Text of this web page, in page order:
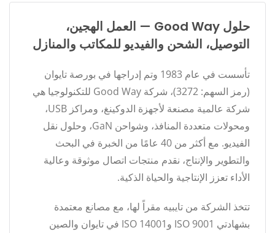
حلول Good Way — العمل الهجين،
التوصيل، الشحن والفيديو للمكاتب والمنازل
تأسست في عام 1983 وتم إدراجها في بورصة تايوان
(رمز السهم: 3272)، شركة Good Way للتكنولوجيا هي
شركة عالمية مصنعة لأجهزة الدوكينغ، ومراكز USB،
ومحولات متعددة المنافذ، وشواحن GaN، وحلول نقل
الفيديو. مع أكثر من 40 عامًا من الخبرة في البحث
والتطوير والإنتاج، نقدم منتجات اتصال موثوقة وعالية
الأداء تعزز الإنتاجية والحياة الذكية.
تتخذ الشركة من تايبيه مقراً لها، مع مصانع معتمدة
بشهادتي ISO 9001 وISO 14001 في تايوان والصين